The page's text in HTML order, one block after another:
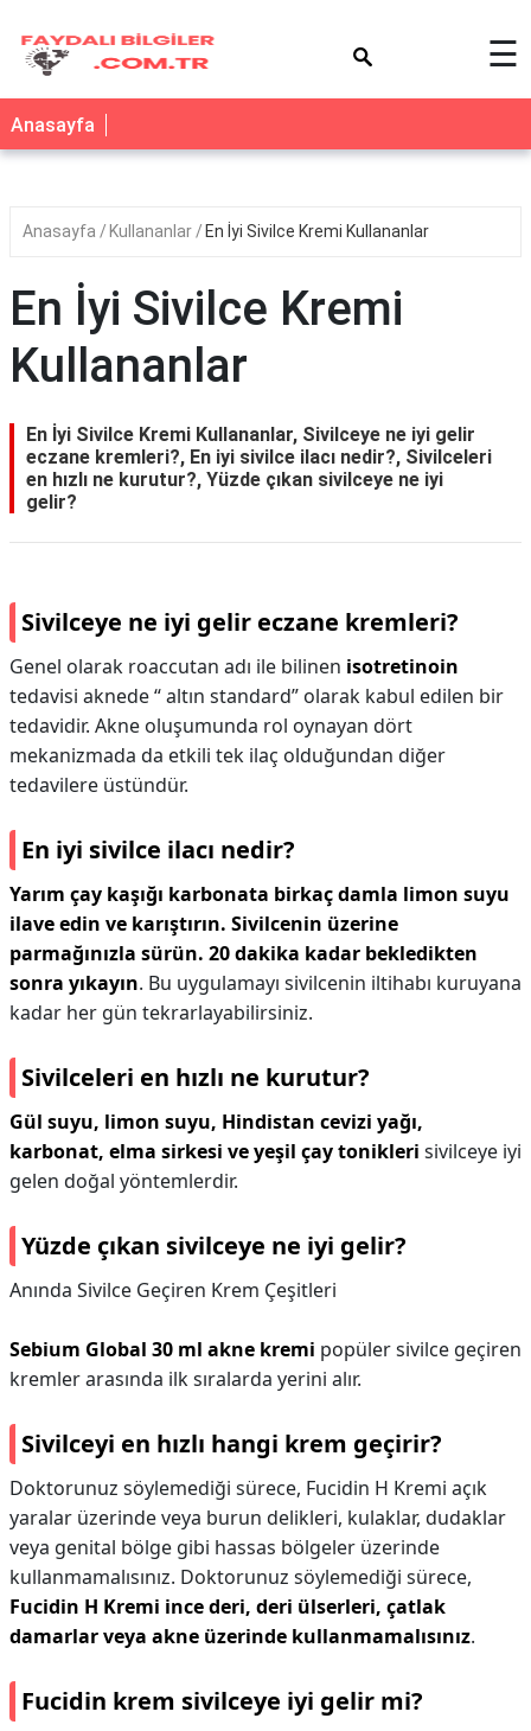
☰
Anasayfa
Anasayfa Kullananlar En İyi Sivilce Kremi Kullananlar
En İyi Sivilce Kremi
Kullananlar
En İyi Sivilce Kremi Kullananlar, Sivilceye ne iyi gelir
eczane kremleri?, En iyi sivilce ilacı nedir?, Sivilceleri
en hızlı ne kurutur?, Yüzde çıkan sivilceye ne iyi
gelir?
Sivilceye ne iyi gelir eczane kremleri?
Genel olarak roaccutan adı ile bilinen isotretinoin
tedavisi aknede “ altın standard” olarak kabul edilen bir
tedavidir. Akne oluşumunda rol oynayan dört
mekanizmada da etkili tek ilaç olduğundan diğer
tedavilere üstündür.
En iyi sivilce ilacı nedir?
Yarım çay kaşığı karbonata birkaç damla limon suyu
ilave edin ve karıştırın. Sivilcenin üzerine
parmağınızla sürün. 20 dakika kadar bekledikten
sonra yıkayın. Bu uygulamayı sivilcenin iltihabı kuruyana
kadar her gün tekrarlayabilirsiniz.
Sivilceleri en hızlı ne kurutur?
Gül suyu, limon suyu, Hindistan cevizi yağı,
karbonat, elma sirkesi ve yeşil çay tonikleri sivilceye iyi
gelen doğal yöntemlerdir.
Yüzde çıkan sivilceye ne iyi gelir?
Anında Sivilce Geçiren Krem Çeşitleri
Sebium Global 30 ml akne kremi popüler sivilce geçiren
kremler arasında ilk sıralarda yerini alır.
Sivilceyi en hızlı hangi krem geçirir?
Doktorunuz söylemediği sürece, Fucidin H Kremi açık
yaralar üzerinde veya burun delikleri, kulaklar, dudaklar
veya genital bölge gibi hassas bölgeler üzerinde
kullanmamalısınız. Doktorunuz söylemediği sürece,
Fucidin H Kremi ince deri, deri ülserleri, çatlak
damarlar veya akne üzerinde kullanmamalısınız.
Fucidin krem sivilceye iyi gelir mi?